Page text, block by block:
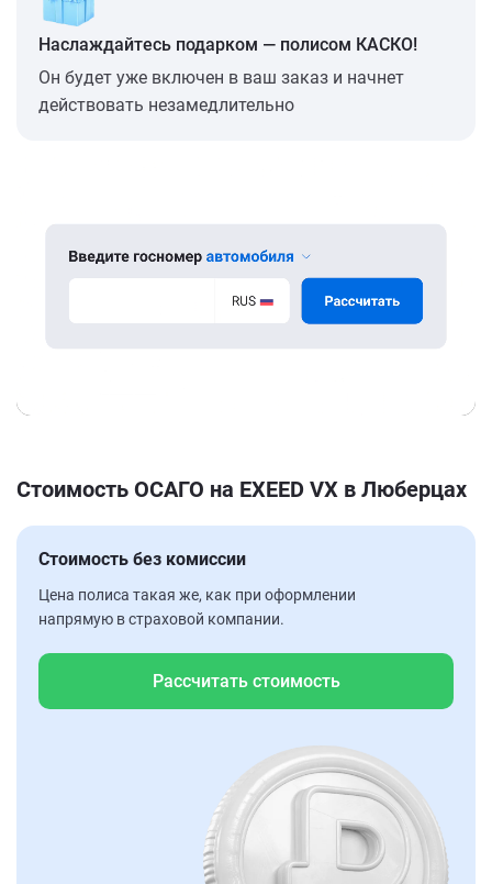
Наслаждайтесь подарком — полисом КАСКО!
Он будет уже включен в ваш заказ и начнет
действовать незамедлительно
Стоимость ОСАГО на EXEED VX в Люберцах
Стоимость без комиссии
Цена полиса такая же, как при оформлении
напрямую в страховой компании.
Рассчитать стоимость